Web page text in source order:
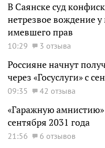
В Саянске суд
нетрезвое вождение
имевшего прав
10:29 3 отзыва
Россияне начнут
через «Госуслуги» с
09:35 42 отзыва
«Гаражную
сентября 2031 года
21:56 6 отзывов